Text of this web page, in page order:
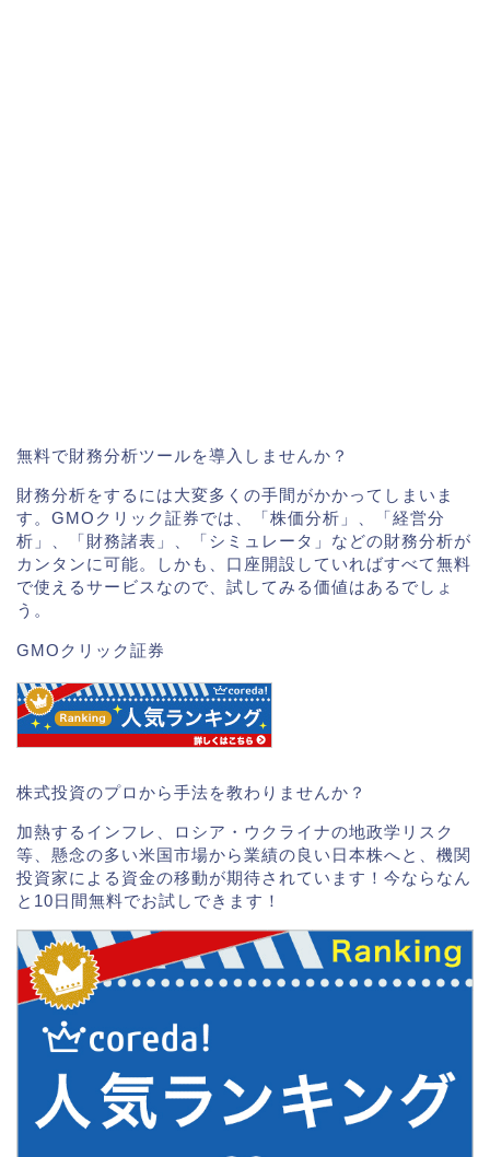
無料で財務分析ツールを導入しませんか？
財務分析をするには大変多くの手間がかかってしまいま
す。GMOクリック証券では、「株価分析」、「経営分
析」、「財務諸表」、「シミュレータ」などの財務分析が
カンタンに可能。しかも、口座開設していればすべて無料
で使えるサービスなので、試してみる価値はあるでしょ
う。
GMOクリック証券
株式投資のプロから手法を教わりませんか？
加熱するインフレ、ロシア・ウクライナの地政学リスク
等、懸念の多い米国市場から業績の良い日本株へと、機関
投資家による資金の移動が期待されています！今ならなん
と10日間無料でお試しできます！